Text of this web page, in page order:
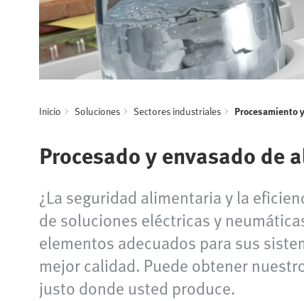
Inicio Soluciones Sectores industriales Procesamiento
Procesado y envasado de
¿La seguridad alimentaria y la
de soluciones eléctricas y
elementos adecuados para sus
mejor calidad. Puede obtener
justo donde usted produce.